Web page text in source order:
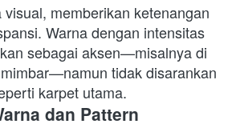
memberikan ketenangan
Warna dengan intensitas
sebagai aksen—misalnya di
tidak disarankan
karpet utama.
dan Pattern